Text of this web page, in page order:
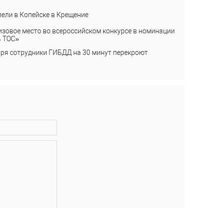
в Копейске в Крещение
место во всероссийском конкурсе в номинации
ТОС»
сотрудники ГИБДД на 30 минут перекроют